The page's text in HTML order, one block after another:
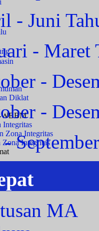
Diklat
WBBM
Integritas
Zona Integritas
Zona Integritas
- Juni
- Maret
-
-
MA